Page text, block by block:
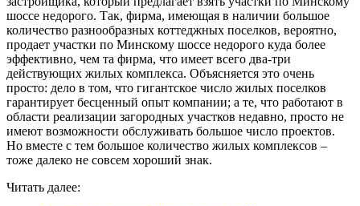
шоссе недорого. Так, фирма, имеющая в наличии большое
количество разнообразных коттеджных поселков, вероятно,
продает участки по Минскому шоссе недорого куда более
эффективно, чем та фирма, что имеет всего два-три
действующих жилых комплекса. Объясняется это очень
просто: дело в том, что гигантское число жилых поселков
гарантирует бесценный опыт компании; а те, что работают в
области реализации загородных участков недавно, просто не
имеют возможности обслуживать большое число проектов.
Но вместе с тем большое количество жилых комплексов –
тоже далеко не совсем хороший знак.
Читать далее: